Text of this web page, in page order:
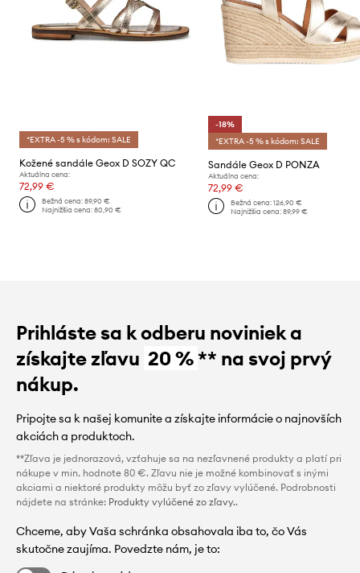
*EXTRA -5 % s kódom: SALE
Kožené sandále Geox D SOZY QC
Aktuálna cena:
72,99 €
Bežná cena:89,90 €
Najnižšia cena:80,90 €
-18%
*EXTRA -5 % s kódom: SALE
Sandále Geox D PONZA
Aktuálna cena:
72,99 €
Bežná cena: 126,90 €
Najnižšia cena: 89,99 €
Prihláste sa k odberu noviniek a
získajte zľavu 20 %** na svoj prvý
nákup.
Pripojte sa k našej komunite a získajte informácie o najnovších
akciách a produktoch.
**Zľava je jednorazová, vzťahuje sa na nezľavnené produkty a platí pri
nákupe v min. hodnote 80 €. Zľavu nie je možné kombinovať s inými
akciami a niektoré produkty môžu byť zo zľavy vylúčené. Podrobnosti
nájdete na stránke: Produkty vylúčené zo zľavy..
Chceme, aby Vaša schránka obsahovala iba to, čo Vás
skutočne zaujíma. Povedzte nám, je to: